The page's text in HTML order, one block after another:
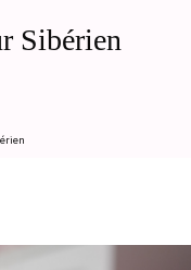
Toulouse
Sibérien